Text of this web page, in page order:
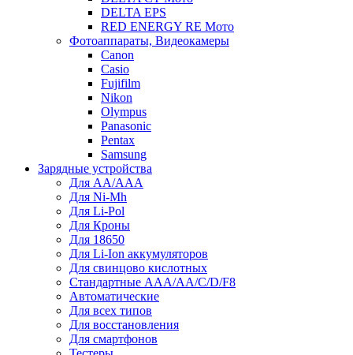
DELTA EPS
RED ENERGY RE Мото
Фотоаппараты, Видеокамеры
Canon
Casio
Fujifilm
Nikon
Olympus
Panasonic
Pentax
Samsung
Зарядные устройства
Для AA/AAA
Для Ni-Mh
Для Li-Pol
Для Кроны
Для 18650
Для Li-Ion аккумуляторов
Для свинцово кислотных
Стандартные ААА/АА/С/D/F8
Автоматические
Для всех типов
Для восстановления
Для смартфонов